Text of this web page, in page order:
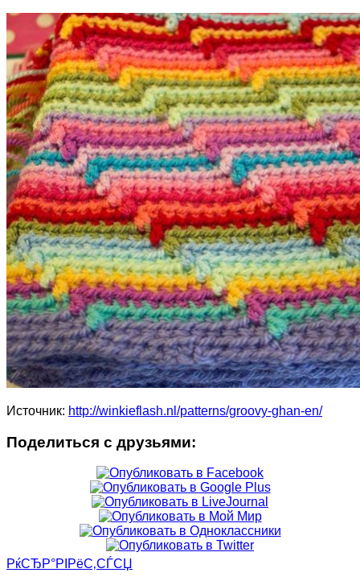
Источник: http://winkieflash.nl/patterns/groovy-ghan-en/
Поделиться с друзьями:
РќСЂР°РІРёС‚СЃСЏ